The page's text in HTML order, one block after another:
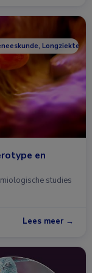
Longziekten
en
studies
Lees meer →